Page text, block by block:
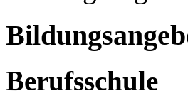
Berufsschule